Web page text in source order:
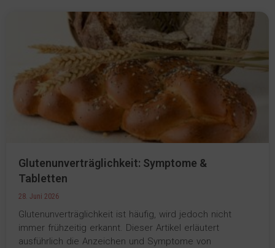
Glutenunverträglichkeit: Symptome &
Tabletten
28. Juni 2026
Glutenunverträglichkeit ist häufig, wird jedoch nicht
immer frühzeitig erkannt. Dieser Artikel erläutert
ausführlich die Anzeichen und Symptome von